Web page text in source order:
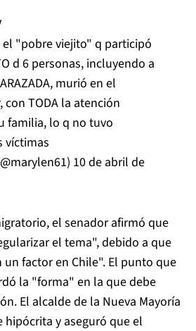
el "pobre viejito" q participó
d 6 personas, incluyendo a
murió en el
TODA la atención
familia, lo q no tuvo
víctimas
10 de abril de
el senador afirmó que
el tema", debido a que
factor en Chile". El punto que
la "forma" en la que debe
El alcalde de la Nueva Mayoría
hipócrita y aseguró que el